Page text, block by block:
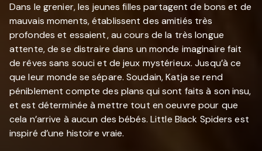
Dans le grenier, les jeunes filles partagent de bons et de
mauvais moments, établissent des amitiés très
profondes et essaient, au cours de la très longue
attente, de se distraire dans un monde imaginaire fait
de rêves sans souci et de jeux mystérieux. Jusqu’à ce
que leur monde se sépare. Soudain, Katja se rend
péniblement compte des plans qui sont faits à son insu,
et est déterminée à mettre tout en oeuvre pour que
cela n’arrive à aucun des bébés. Little Black Spiders est
inspiré d’une histoire vraie.